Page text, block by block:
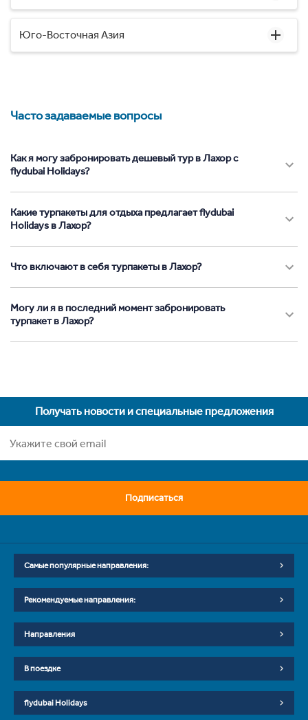
Юго-Восточная Азия
Часто задаваемые вопросы
Как я могу забронировать дешевый тур в Лахор с
flydubai Holidays?
Какие турпакеты для отдыха предлагает flydubai
Holidays в Лахор?
Что включают в себя турпакеты в Лахор?
Могу ли я в последний момент забронировать
турпакет в Лахор?
Получать новости и специальные предложения
Подписаться
Самые популярные направления:
Рекомендуемые направления:
Направления
В поездке
flydubai Holidays